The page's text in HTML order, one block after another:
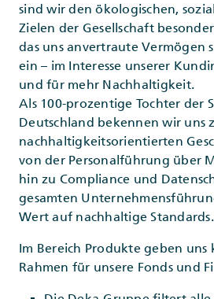
sind wir den ökologischen,
Zielen der Gesellschaft
das uns anvertraute Vermögen
ein – im Interesse unserer
und für mehr Nachhaltigkeit.
Als 100-prozentige Tochter der
Deutschland bekennen wir uns
nachhaltigkeitsorientierten
von der Personalführung über
hin zu Compliance und
gesamten
Wert auf nachhaltige Standards.
Im Bereich Produkte geben uns
Rahmen für unsere Fonds und